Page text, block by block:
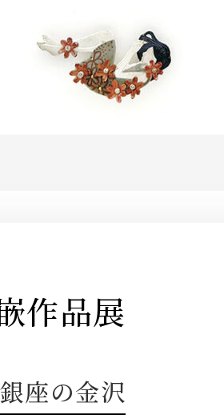
作品展
座の金沢